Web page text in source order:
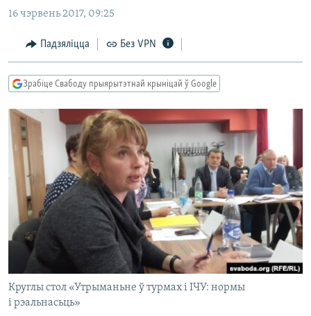
да
БЕЛАРУСЫ НА ВАЙНЕ
ПАЛІТВЯЗЬНІ
АЎДЫЁКНІГІ
PREMIUM
TWITTER
Усе сайты РС/РСЭ
16 чэрвень 2017, 09:25
Падзяліцца Без VPN
Зрабіце Свабоду прыярытэтнай крыніцай ў Google
Круглы стол «Утрыманьне ў турмах і ІЧУ: нормы
і рэальнасьць»